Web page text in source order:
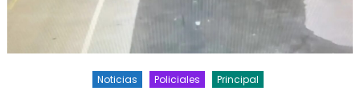
Noticias Policiales Principal